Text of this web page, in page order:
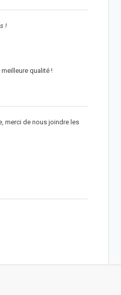
!
qualité !
merci de nous joindre les